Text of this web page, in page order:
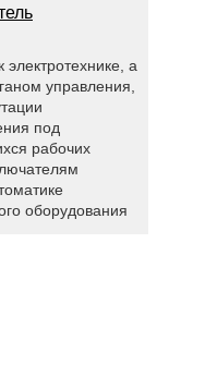
а
управления,
под
рабочих
оборудования